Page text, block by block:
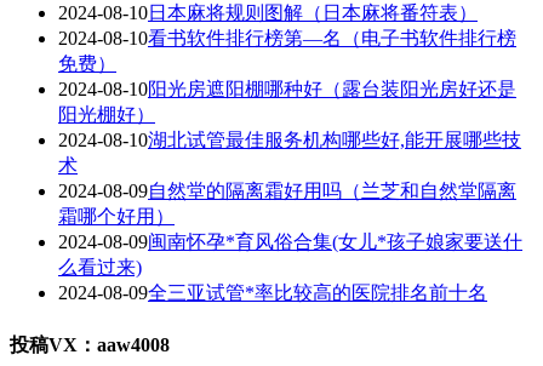
2024-08-10日本麻将规则图解（日本麻将番符表）
2024-08-10看书软件排行榜第—名（电子书软件排行榜
免费）
2024-08-10阳光房遮阳棚哪种好（露台装阳光房好还是
阳光棚好）
2024-08-10湖北试管最佳服务机构哪些好,能开展哪些技
术
2024-08-09自然堂的隔离霜好用吗（兰芝和自然堂隔离
霜哪个好用）
2024-08-09闽南怀孕*育风俗合集(女儿*孩子娘家要送什
么看过来)
2024-08-09全三亚试管*率比较高的医院排名前十名
投稿VX：aaw4008